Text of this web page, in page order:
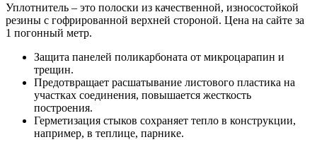
Уплотнитель – это полоски из качественной, износостойкой
резины с гофрированной верхней стороной. Цена на сайте за
1 погонный метр.
Защита панелей поликарбоната от микроцарапин и
трещин.
Предотвращает расшатывание листового пластика на
участках соединения, повышается жесткость
построения.
Герметизация стыков сохраняет тепло в конструкции,
например, в теплице, парнике.